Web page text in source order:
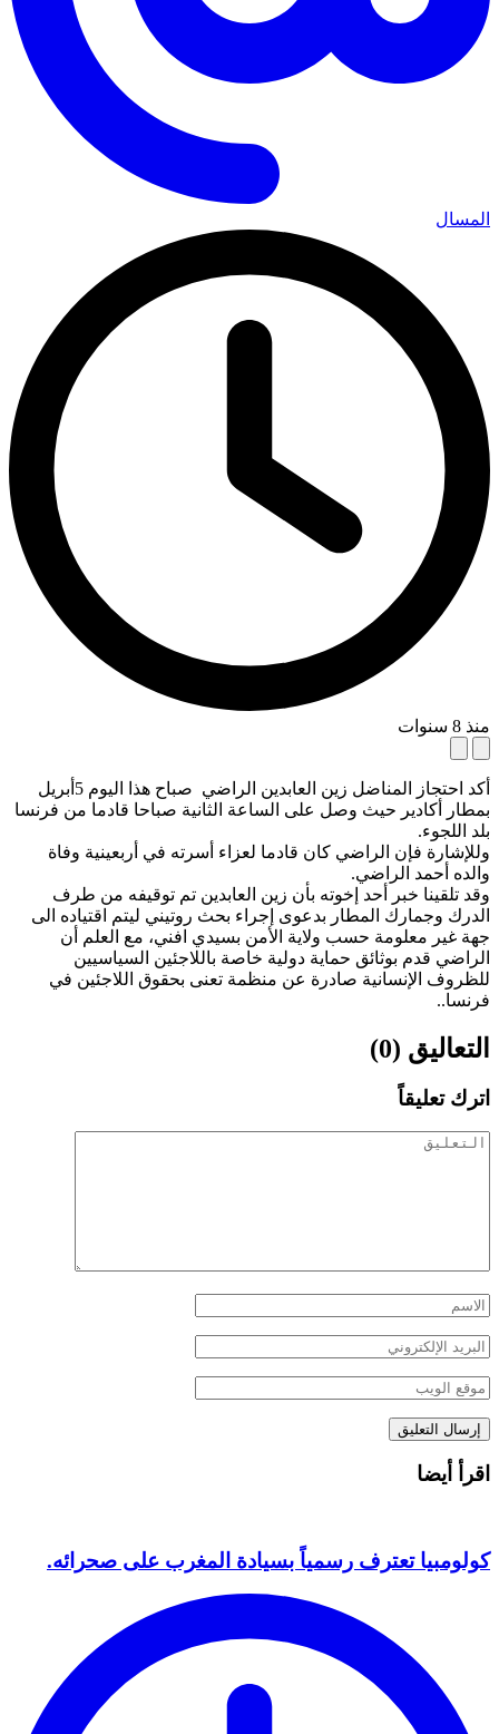
المسال
منذ 8 سنوات
أكد احتجاز المناضل زين العابدين الراضي صباح هذا اليوم 5أبريل
بمطار أكادير حيث وصل على الساعة الثانية صباحا قادما من فرنسا
بلد اللجوء.
وللإشارة فإن الراضي كان قادما لعزاء أسرته في أربعينية وفاة
والده أحمد الراضي.
وقد تلقينا خبر أحد إخوته بأن زين العابدين تم توقيفه من طرف
الدرك وجمارك المطار بدعوى إجراء بحث روتيني ليتم اقتياده الى
جهة غير معلومة حسب ولاية الأمن بسيدي افني، مع العلم أن
الراضي قدم بوثائق حماية دولية خاصة باللاجئين السياسيين
للظروف الإنسانية صادرة عن منظمة تعنى بحقوق اللاجئين في
فرنسا..
التعاليق (0)
اترك تعليقاً
اقرأ أيضا
كولومبيا تعترف رسمياً بسيادة المغرب على صحرائه.